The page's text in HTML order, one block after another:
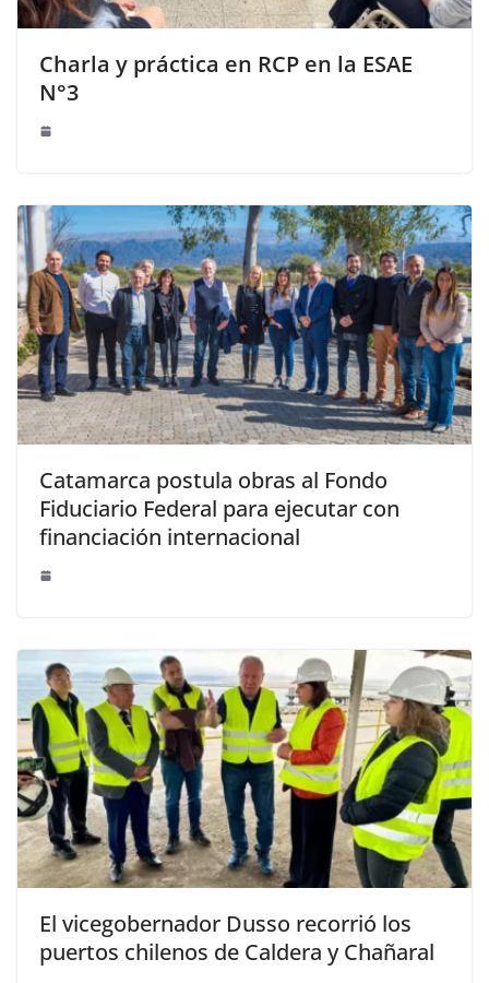
Charla y práctica en RCP en la ESAE
N°3
Catamarca postula obras al Fondo
Fiduciario Federal para ejecutar con
financiación internacional
El vicegobernador Dusso recorrió los
puertos chilenos de Caldera y Chañaral